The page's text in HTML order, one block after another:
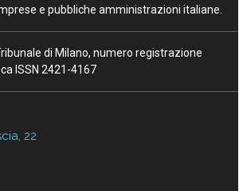
e pubbliche amministrazioni italiane.
di Milano, numero registrazione
ISSN 2421-4167
22